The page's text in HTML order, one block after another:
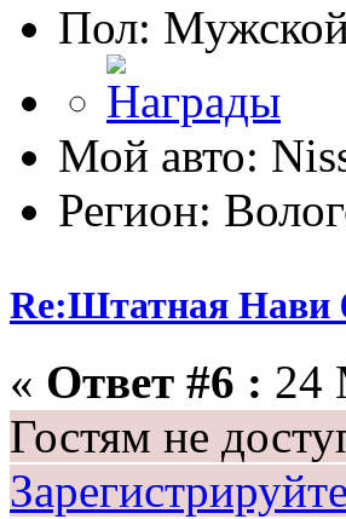
Пол:
Мой авто:
Регион:
Re:Штатная Нави
« Ответ #6 : 24
Гостям не